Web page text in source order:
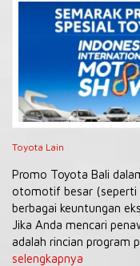
Toyota Lain
Promo Toyota Bali
otomotif besar (seperti
berbagai keuntungan
Jika Anda mencari
adalah rincian program
selengkapnya